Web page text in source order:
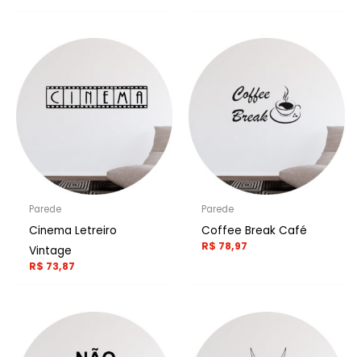
Parede
Cinema Letreiro
Vintage
R$ 73,87
Parede
Coffee Break Café
R$ 78,97